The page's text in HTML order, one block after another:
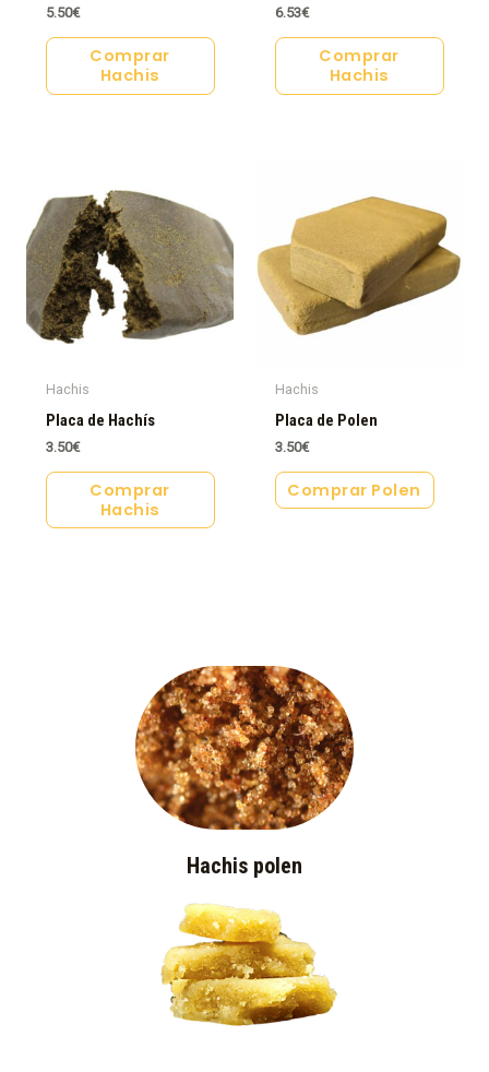
5.50€
Comprar
Hachis
6.53€
Comprar
Hachis
Hachis
Placa de Hachís
3.50€
Comprar
Hachis
Hachis
Placa de Polen
3.50€
Comprar Polen
Hachis polen